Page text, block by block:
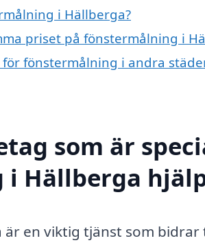
i Hällberga?
priset på fönstermålning i
fönstermålning i andra
som är
Hällberga
är en viktig tjänst som